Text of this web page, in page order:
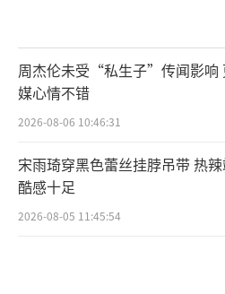
周杰伦未受“私生子”传闻影响
媒心情不错
2026-08-06 10:46:31
宋雨琦穿黑色蕾丝挂脖吊带 热
酷感十足
2026-08-05 11:45:54